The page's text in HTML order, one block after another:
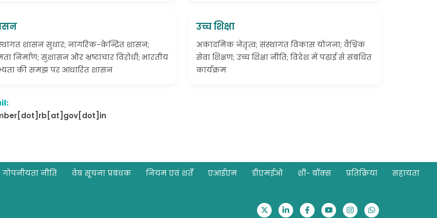
शासन सुधार; नागरिक-केन्द्रित शासन;
निर्माण; सुशासन और भ्रष्टाचार विरोधी; भारतीय
की समझ पर आधारित शासन
उच्च शिक्षा
अकादमिक नेतृत्व; संस्थागत विकास योजना; वैश्विक
सेवा शिक्षण; उच्च शिक्षा नीति; विदेश में पढ़ाई से संबंधित
कार्यक्रम
गोपनीयता नीति वेब सूचना प्रबंधक नियम एवं शर्तें एआईएम डीएमईओ शी- बॉक्स प्रतिक्रिया सहायता